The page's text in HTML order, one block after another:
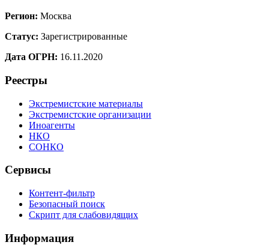
Регион: Москва
Статус: Зарегистрированные
Дата ОГРН: 16.11.2020
Реестры
Экстремистские материалы
Экстремистские организации
Иноагенты
НКО
СОНКО
Сервисы
Контент-фильтр
Безопасный поиск
Скрипт для слабовидящих
Информация